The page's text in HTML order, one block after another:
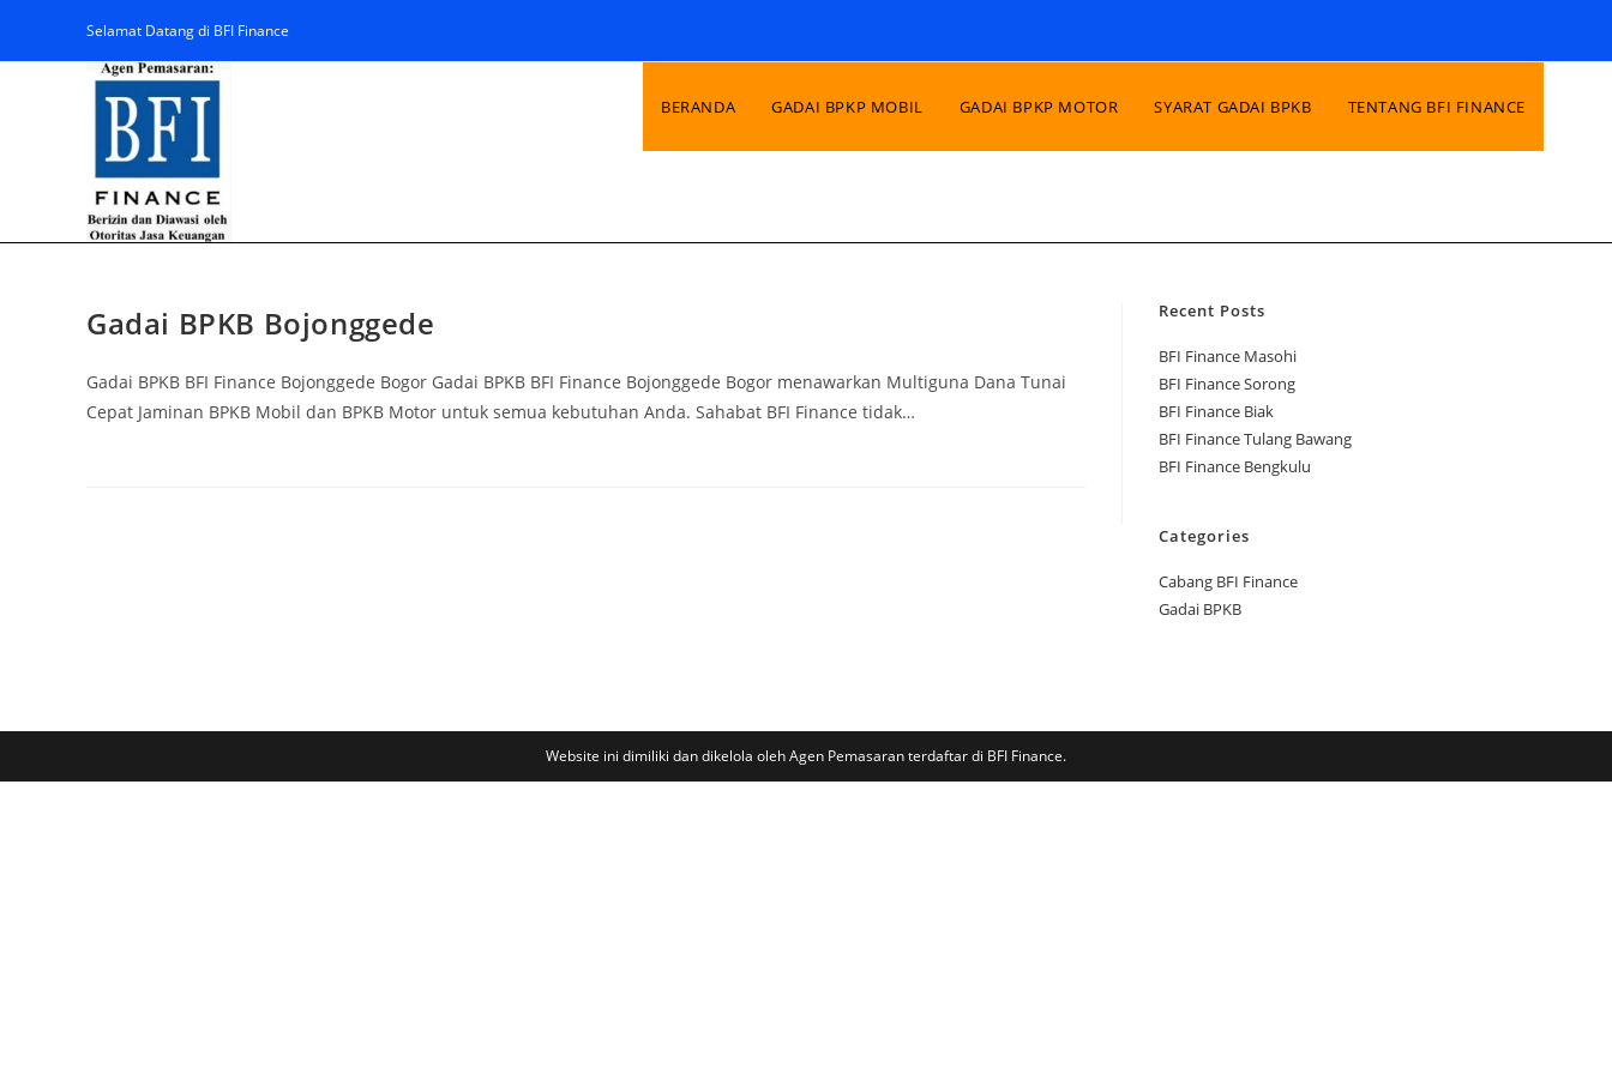
Selamat Datang di BFI Finance
BERANDA GADAI BPKP MOBIL GADAI BPKP MOTOR SYARAT GADAI BPKB TENTANG BFI FINANCE
Gadai BPKB Bojonggede
Gadai BPKB BFI Finance Bojonggede Bogor Gadai BPKB BFI Finance Bojonggede Bogor menawarkan Multiguna Dana Tunai
Cepat Jaminan BPKB Mobil dan BPKB Motor untuk semua kebutuhan Anda. Sahabat BFI Finance tidak…
Recent Posts
BFI Finance Masohi
BFI Finance Sorong
BFI Finance Biak
BFI Finance Tulang Bawang
BFI Finance Bengkulu
Categories
Cabang BFI Finance
Gadai BPKB
Website ini dimiliki dan dikelola oleh Agen Pemasaran terdaftar di BFI Finance.